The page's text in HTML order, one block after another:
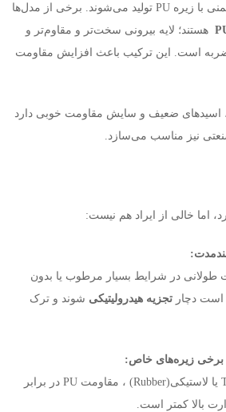
با زیره PU تولید می‌شوند. برخی از مدل‌ها
هستند؛ لایه بیرونی سخت‌تر و مقاوم‌تر و
ضربه است. این ترکیب باعث افزایش مقاومت
اسیدهای ضعیف و سایش مقاومت خوبی دارد
نیز مناسب می‌سازد.
اما خالی از ایراد هم نیست:
:
طولانی در شرایط بسیار مرطوب یا بدون
است دچار تجزیه هیدرولیتیکی شوند و ترک
برخی زیره‌های خاص:
یا لاستیکی(Rubber) ، مقاومت PU در برابر
بالا کمتر است.